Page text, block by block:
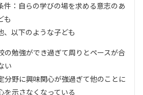
件：自らの学びの場を求める意志のあ
も
、以下のような子ども
の勉強ができ過ぎて周りとペースが合
い
分野に興味関心が強過ぎて他のことに
を示さなくなっている